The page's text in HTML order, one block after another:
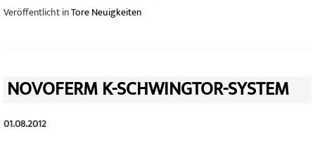
Veröffentlicht inTore Neuigkeiten
NOVOFERM K-SCHWINGTOR-SYSTEM
01.08.2012